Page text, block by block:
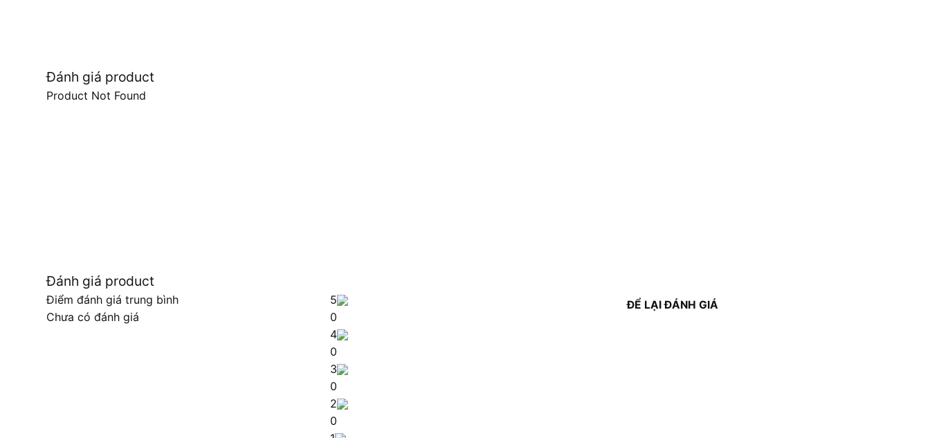
Đánh giá product
Product Not Found
Đánh giá product
Điểm đánh giá trung bình
Chưa có đánh giá
5
0
4
0
3
0
2
0
ĐỂ LẠI ĐÁNH GIÁ